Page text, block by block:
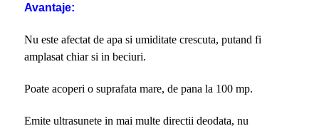
Avantaje:
Nu este afectat de apa si umiditate crescuta, putand fi
amplasat chiar si in beciuri.
Poate acoperi o suprafata mare, de pana la 100 mp.
Emite ultrasunete in mai multe directii deodata, nu